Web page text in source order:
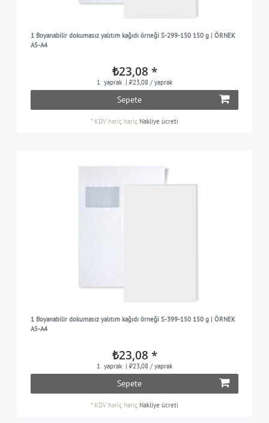
1 Boyanabilir dokumasız yalıtım kağıdı örneği S-299-150 150 g | ÖRNEK
A5-A4
₺23,08 *
1 yaprak | ₺23,08 / yaprak
Sepete
* KDV hariç hariç Nakliye ücreti
1 Boyanabilir dokumasız yalıtım kağıdı örneği S-399-150 150 g | ÖRNEK
A5-A4
₺23,08 *
1 yaprak | ₺23,08 / yaprak
Sepete
* KDV hariç hariç Nakliye ücreti